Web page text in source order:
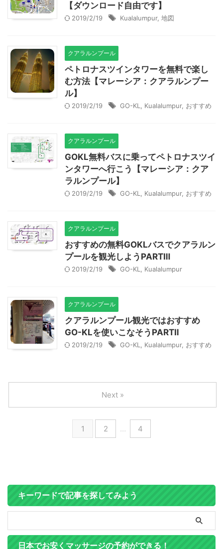
【ダウンロード自由です】
2019/2/19 Kualalumpur, 地図
クアラルンプール
ペトロナスツインタワーを無料で楽し
む方法【マレーシア：クアラルンプー
ル】
2019/2/19 GO-KL Kualalumpur, おすすめ
クアラルンプール
GOKL無料バスに乗ってペトロナスツイ
ンタワーへ行こう【マレーシア：クア
ラルンプール】
2019/2/19 GO-KL Kualalumpur, おすすめ
クアラルンプール
おすすめの無料GOKLバスでクアラルン
プールを観光しようPARTⅢ
2019/2/19 GO-KL Kualalumpur
クアラルンプール
クアラルンプール観光ではおすすめ
GO-KLを使いこなそうPARTⅡ
2019/2/19 GO-KL Kualalumpur, おすすめ
1 2 … 4
Next »
キーワードで記事を探してみよう
日本でお安くマッサージの予約ができる！